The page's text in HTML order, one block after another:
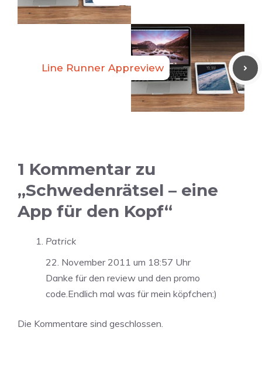
Line Runner Appreview
1 Kommentar zu
„Schwedenrätsel – eine
App für den Kopf“
Patrick
22. November 2011 um 18:57 Uhr
Danke für den review und den promo
code.Endlich mal was für mein köpfchen:)
Die Kommentare sind geschlossen.